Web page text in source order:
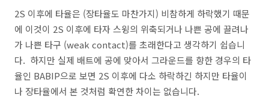
2S 이후에 타율은 (장타율도 마찬가지) 비참하게 하락했기 때문
에 이것이 2S 이후에 타자 스윙의 위축되거나 나쁜 공에 끌려나
가 나쁜 타구 (weak contact)를 초래한다고 생각하기 쉽습니
다. 하지만 실제 배트에 공에 맞아서 그라운드를 향한 경우의 타
율인 BABIP으로 보면 2S 이후에 다소 하락하긴 하지만 타율이
나 장타율에서 본 것처럼 확연한 차이는 없습니다.